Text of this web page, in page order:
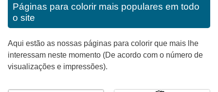
Páginas para colorir mais populares em todo
o site
Aqui estão as nossas páginas para colorir que mais lhe
interessam neste momento (De acordo com o número de
visualizações e impressões).